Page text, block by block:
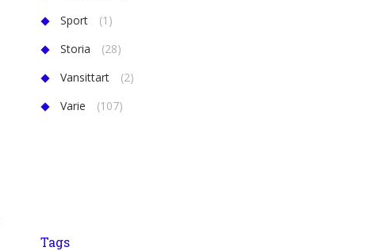
Sport
(1)
Storia
(28)
Vansittart
(2)
Varie
(107)
Tags